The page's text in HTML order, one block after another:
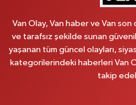
Van Olay, Van haber ve Van son
ve tarafsız şekilde sunan
yaşanan tüm güncel olayları,
kategorilerindeki haberleri Van
takip